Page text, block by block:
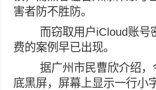
害者防不胜防。
而窃取用户iCloud账号
费的案例早已出现。
据广州市民曹欣介绍，
底黑屏，屏幕上显示一行小